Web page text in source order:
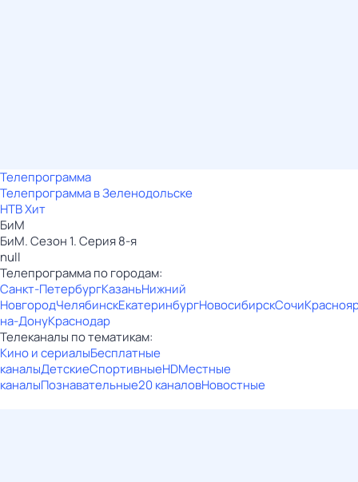
Телепрограмма
Телепрограмма в Зеленодольске
НТВ Хит
БиМ
БиМ. Сезон 1. Серия 8-я
null
Телепрограмма по городам:
Санкт-ПетербургКазаньНижний
НовгородЧелябинскЕкатеринбургНовосибирскСочи
на-ДонуКраснодар
Телеканалы по тематикам:
Кино и сериалыБесплатные
каналыДетскиеСпортивныеHDМестные
каналыПознавательные20 каналовНовостные